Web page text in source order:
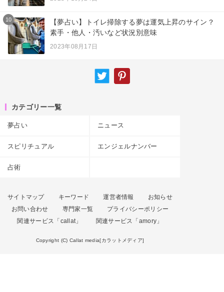
10
【夢占い】トイレ掃除する夢は運気上昇のサイン？
素手・他人・汚いなど状況別意味
2023年08月17日
カテゴリー一覧
夢占い ニュース
スピリチュアル エンジェルナンバー
占術
サイトマップ キーワード 運営者情報
お知らせ
お問い合わせ
専門家一覧
プライバシーポリシー
関連サービス「callat」
関連サービス「amory」
Copyright (C) Callat media[カラットメディア]